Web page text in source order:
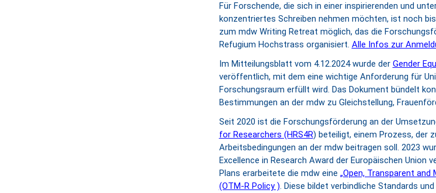
Für Forschende, die sich in einer inspirierenden und
konzentriertes Schreiben nehmen möchten, ist noch
zum mdw Writing Retreat möglich, das die
Refugium Hochstrass organisiert. Alle Infos zur
Im Mitteilungsblatt vom 4.12.2024 wurde der Gender
veröffentlich, mit dem eine wichtige Anforderung für
Forschungsraum erfüllt wird. Das Dokument bündelt
Bestimmungen an der mdw zu Gleichstellung,
Seit 2020 ist die Forschungsförderung an der
for Researchers (HRS4R) beteiligt, einem Prozess, der
Arbeitsbedingungen an der mdw beitragen soll. 2023
Excellence in Research Award der Europäischen Union
Plans erarbeitete die mdw eine „Open, Transparent
(OTM-R Policy ). Diese bildet verbindliche Standards